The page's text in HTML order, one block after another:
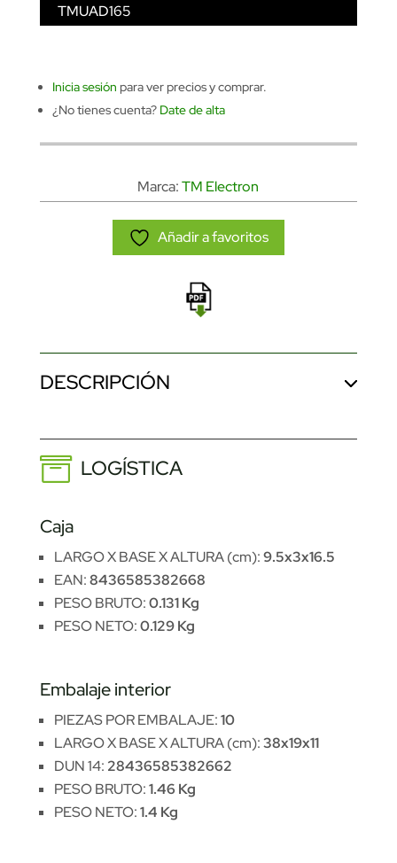
TMUAD165
Inicia sesión para ver precios y comprar.
¿No tienes cuenta? Date de alta
Marca:TM Electron
Añadir a favoritos
DESCRIPCIÓN
LOGÍSTICA
Caja
LARGO X BASE X ALTURA (cm):9.5x3x16.5
EAN:8436585382668
PESO BRUTO:0.131 Kg
PESO NETO:0.129 Kg
Embalaje interior
PIEZAS POR EMBALAJE:10
LARGO X BASE X ALTURA (cm):38x19x11
DUN 14: 28436585382662
PESO BRUTO:1.46 Kg
PESO NETO:1.4 Kg